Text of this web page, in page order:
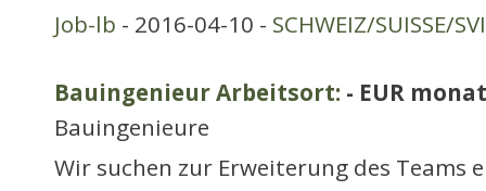
Job-lb - 2016-04-10 - SCHWEIZ/SUISSE/
Bauingenieur Arbeitsort: - EUR
Bauingenieure
Wir suchen zur Erweiterung des Teams